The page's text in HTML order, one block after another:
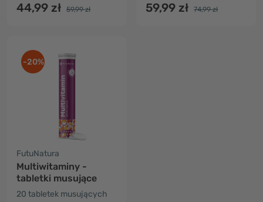
44,99 zł 59,99 zł 59,99 zł 74,99 zł
-20%
FutuNatura
Multiwitaminy -
tabletki musujące
20 tabletek musujących